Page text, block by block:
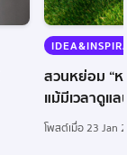
สวนหย่อม “
แม้มีเวลาดูแ
โพสต์เมื่อ 23 Jan